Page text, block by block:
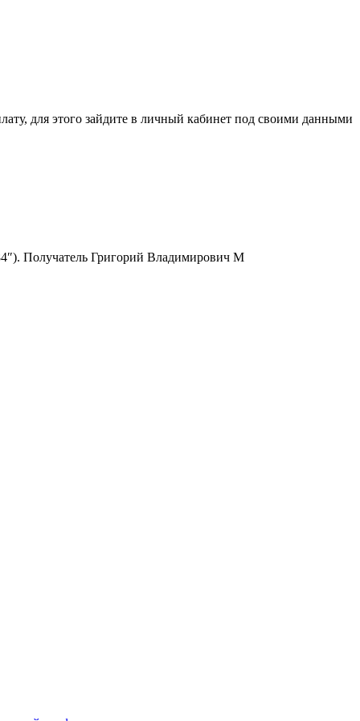
этого зайдите в личный кабинет под своими данными
Получатель Григорий Владимирович М